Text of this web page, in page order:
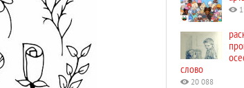
слово
20 088